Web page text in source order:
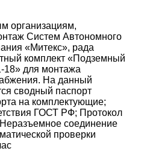
организациям,
Систем Автономного
«Митекс», рада
комплект «Подземный
18» для монтажа
На данный
сводный паспорт
на комплектующие;
ГОСТ РФ; Протокол
соединение
проверки